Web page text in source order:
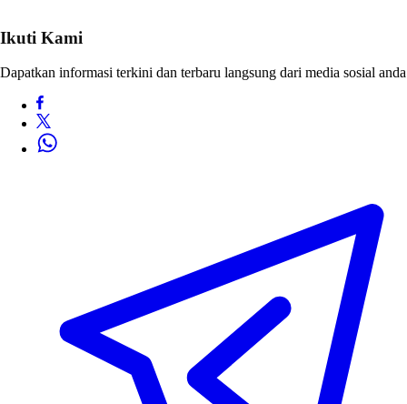
Ikuti Kami
Dapatkan informasi terkini dan terbaru langsung dari media sosial anda